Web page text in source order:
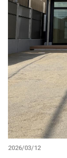
2026/03/12